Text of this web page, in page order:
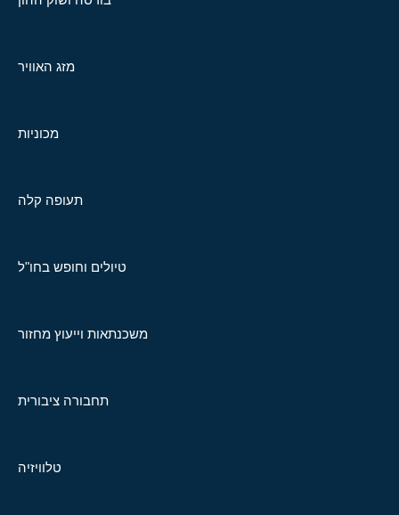
מזג האוויר
מכוניות
תעופה קלה
טיולים וחופש בחו"ל
משכנתאות וייעוץ מחזור
תחבורה ציבורית
טלוויזיה